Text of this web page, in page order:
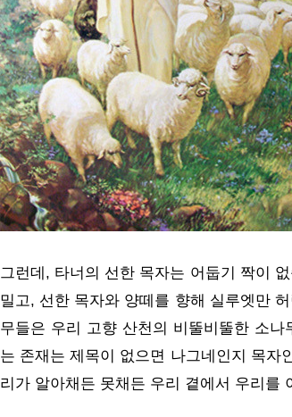
그런데, 타너의 선한 목자는 어둡기 짝이
밀고, 선한 목자와 양떼를 향해 실루엣만
무들은 우리 고향 산천의 비뚤비뚤한 소
는 존재는 제목이 없으면 나그네인지 목자
리가 알아채든 못채든 우리 곁에서 우리를